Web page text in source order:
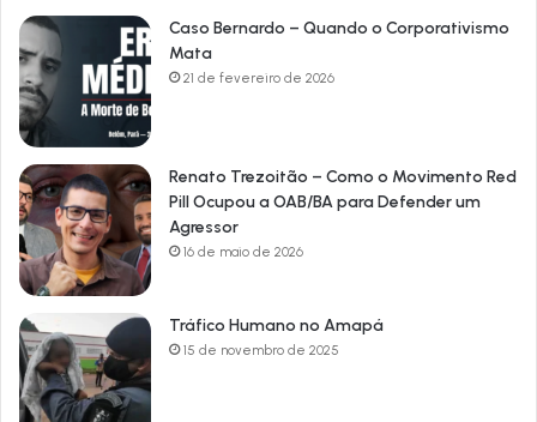
Caso Bernardo – Quando o Corporativismo
Mata
21 de fevereiro de 2026
Renato Trezoitão – Como o Movimento Red
Pill Ocupou a OAB/BA para Defender um
Agressor
16 de maio de 2026
Tráfico Humano no Amapá
15 de novembro de 2025